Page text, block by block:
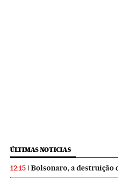
ÚLTIMAS NOTICIAS
12:15 Bolsonaro, a destruição